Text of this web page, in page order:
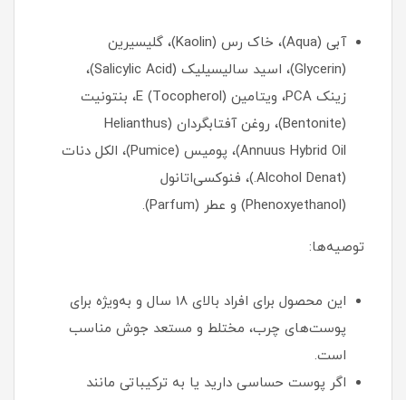
آبی (Aqua)، خاک رس (Kaolin)، گلیسیرین
(Glycerin)، اسید سالیسیلیک (Salicylic Acid)،
زینک PCA، ویتامین E (Tocopherol)، بنتونیت
(Bentonite)، روغن آفتابگردان (Helianthus
Annuus Hybrid Oil)، پومیس (Pumice)، الکل دنات
(Alcohol Denat.)، فنوکسی‌اتانول
(Phenoxyethanol) و عطر (Parfum).
توصیه‌ها:
این محصول برای افراد بالای 18 سال و به‌ویژه برای
پوست‌های چرب، مختلط و مستعد جوش مناسب
است.
اگر پوست حساسی دارید یا به ترکیباتی مانند